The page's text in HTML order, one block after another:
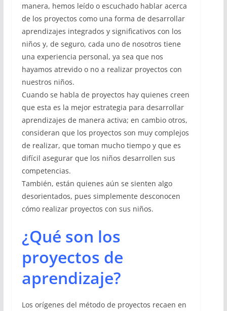
manera, hemos leído o escuchado hablar acerca
de los proyectos como una forma de desarrollar
aprendizajes integrados y significativos con los
niños y, de seguro, cada uno de nosotros tiene
una experiencia personal, ya sea que nos
hayamos atrevido o no a realizar proyectos con
nuestros niños.
Cuando se habla de proyectos hay quienes creen
que esta es la mejor estrategia para desarrollar
aprendizajes de manera activa; en cambio otros,
consideran que los proyectos son muy complejos
de realizar, que toman mucho tiempo y que es
difícil asegurar que los niños desarrollen sus
competencias.
También, están quienes aún se sienten algo
desorientados, pues simplemente desconocen
cómo realizar proyectos con sus niños.
¿Qué son los
proyectos de
aprendizaje?
Los orígenes del método de proyectos recaen en